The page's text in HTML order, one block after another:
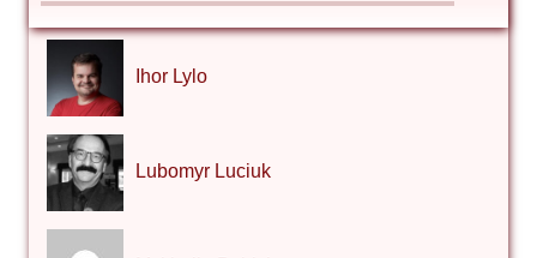
Ihor Lylo
Lubomyr Luciuk